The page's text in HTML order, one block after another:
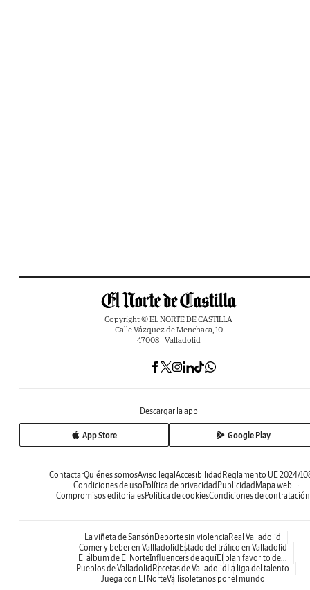
Copyright © EL NORTE DE CASTILLA
Calle Vázquez de Menchaca, 10
47008 - Valladolid
Descargar la app
App Store Google Play
ContactarQuiénes somosAviso legal Accesibilidad Reglamento UE 2024/
Condiciones de uso Política de privacidad Publicidad Mapa web
Compromisos editorialesPolítica de cookiesCondiciones de contratación
La viñeta de Sansón Deporte sin violencia Real Valladolid
Comer y beber en Vallladolid Estado del tráfico en Valladolid
El álbum de El NorteInfluencers de aquíEl plan favorito de...
Pueblos de Valladolid Recetas de Valladolid La liga del talento
Juega con El NorteVallisoletanos por el mundo